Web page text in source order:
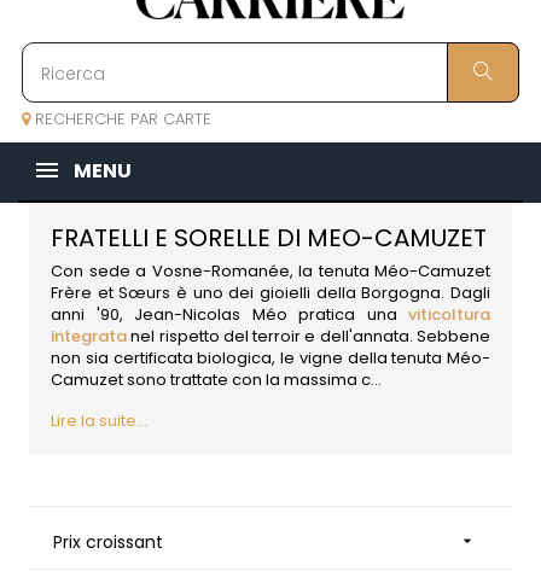
RECHERCHE PAR CARTE
MENU
FRATELLI E SORELLE DI MEO-CAMUZET
Con sede a Vosne-Romanée, la tenuta Méo-Camuzet
Frère et Sœurs è uno dei gioielli dellaBorgogna. Dagli
anni '90, Jean-Nicolas Méo pratica una viticoltura
integratanel rispetto del terroir e dell'annata. Sebbene
non sia certificata biologica, le vigne della tenuta Méo-
Camuzet sono trattate con la massima c...
Lire la suite...
Prix croissant 